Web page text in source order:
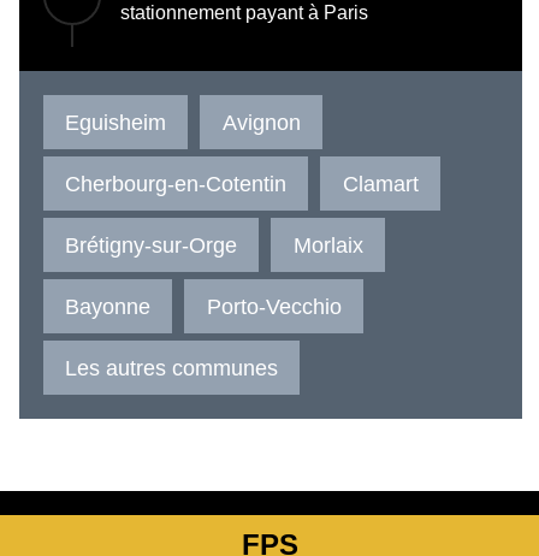
stationnement payant à Paris
Eguisheim Avignon
Cherbourg-en-Cotentin Clamart
Brétigny-sur-Orge Morlaix
Bayonne Porto-Vecchio
Les autres communes
FPS